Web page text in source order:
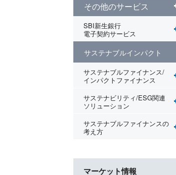
その他のサービス
SBI新生銀行
電子契約サービス
サステナブルインパクト
サステナブルファイナンス/
インパクトファイナンス
サステナビリティ/ESG関連
ソリューション
サステナブルファイナンスの
考え方
マーケット情報